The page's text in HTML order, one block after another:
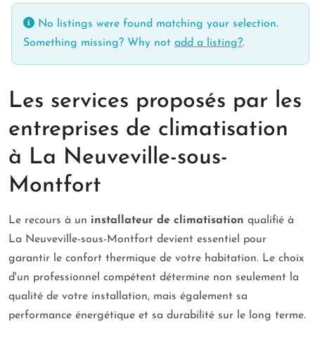
No listings were found matching your selection.
Something missing? Why not add a listing?.
Les services proposés par les
entreprises de climatisation
à La Neuveville-sous-
Montfort
Le recours à un installateur de climatisation qualifié à
La Neuveville-sous-Montfort devient essentiel pour
garantir le confort thermique de votre habitation. Le choix
d'un professionnel compétent détermine non seulement la
qualité de votre installation, mais également sa
performance énergétique et sa durabilité sur le long terme.